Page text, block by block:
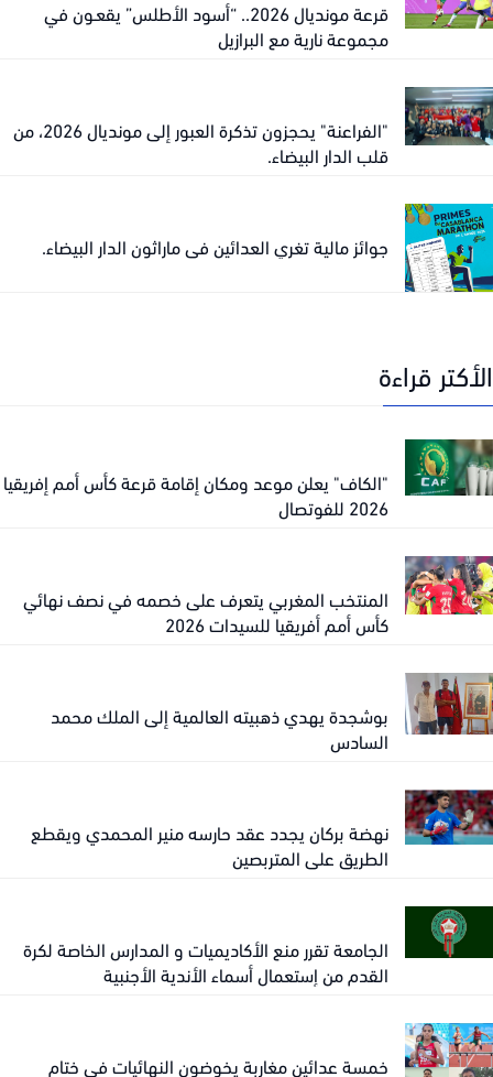
قرعة مونديال 2026.. “أسود الأطلس” يقعـون في
مجموعة نارية مع البرازيل
"الفراعنة" يحجزون تذكرة العبور إلى مونديال 2026، من
قلب الدار البيضاء.
جوائز مالية تغري العدائين في ماراثون الدار البيضاء.
قراءة
"الكاف" يعلن موعد ومكان إقامة قرعة كأس أمم إفريقيا
2026 للفوتصال
المنتخب المغربي يتعرف على خصمه في نصف نهائي
كأس أمم أفريقيا للسيدات 2026
بوشجدة يهدي ذهبيته العالمية إلى الملك محمد
السادس
نهضة بركان يجدد عقد حارسه منير المحمدي ويقطع
الطريق على المتربصين
الجامعة تقرر منع الأكاديميات و المدارس الخاصة لكرة
القدم من إستعمال أسماء الأندية الأجنبية
خمسة عدائين مغاربة يخوضون النهائيات في ختام